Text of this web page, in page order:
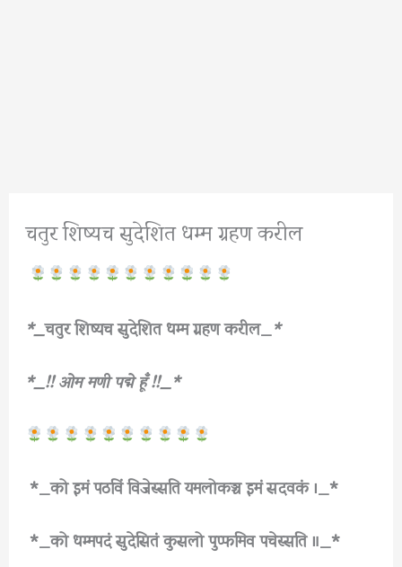
चतुर शिष्यच सुदेशित धम्म ग्रहण करील
*_चतुर शिष्यच सुदेशित धम्म ग्रहण करील_*
*_!! ओममणी पद्मे हूँ !!_*
*_को इमं पठविं विजेस्सति यमलोकञ्च इमं सदवकं ।_*
*_को धम्मपदं सुदेसितं कुसलो पुप्फमिव पचेस्सति ॥_*